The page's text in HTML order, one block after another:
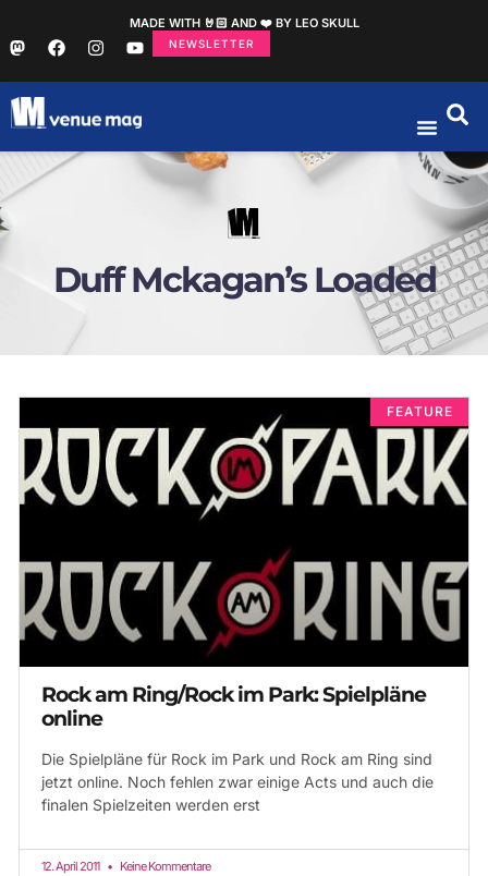
MADE WITH 🤘🏻 AND ❤️ BY LEO SKULL
NEWSLETTER
Duff Mckagan’s Loaded
FEATURE
Rock am Ring/Rock im Park: Spielpläne
online
Die Spielpläne für Rock im Park und Rock am Ring sind
jetzt online. Noch fehlen zwar einige Acts und auch die
finalen Spielzeiten werden erst
12. April 2011 Keine Kommentare